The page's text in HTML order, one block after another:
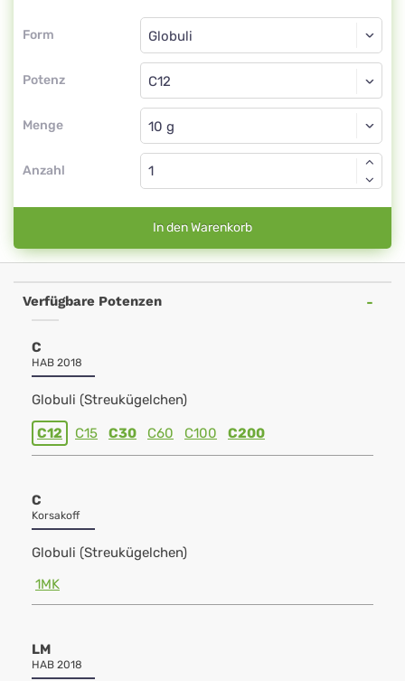
Form
Form
Potenz
Globuli
C12
Menge
Globuli
Anzahl
In den Warenkorb
Verfügbare Potenzen
C
HAB 2018
Globuli (Streukügelchen)
C12 C15 C30 C60 C100 C200
C
Korsakoff
Globuli (Streukügelchen)
1MK
LM
HAB 2018